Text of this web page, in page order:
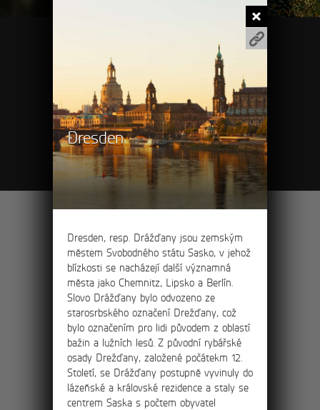
Turistické cíle
Cyklovýlety
8km
Výlet skalními městy
Tisá, Ostrov a Rájec
Po červené turistické stezce projdete
nádherným údolím ostrovských skalních
věží jménem Himmelreich (v překladu
Nebeský ráj) až k hlavnímu vstupu k
Tiským stěnám.
Dresden
Dresden, resp. Drážďany jsou zemským
městem Svobodného státu Sasko, v jehož
blízkosti se nacházejí další významná
města jako Chemnitz, Lipsko a Berlín.
Slovo Drážďany bylo odvozeno ze
starosrbského označení Drežďany, což
bylo označením pro lidi původem z oblastí
bažin a lužních lesů. Z původní rybářské
osady Drežďany, založené počátekm 12.
Století, se Drážďany postupně vyvinuly do
lázeňské a královské rezidence a staly se
centrem Saska s počtem obyvatel